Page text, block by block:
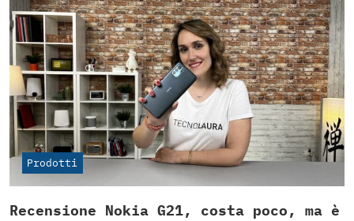
Prodotti
Recensione Nokia G21, costa poco, ma è